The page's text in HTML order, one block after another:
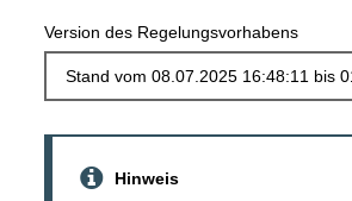
Version des Regelungsvorhabens
Hinweis